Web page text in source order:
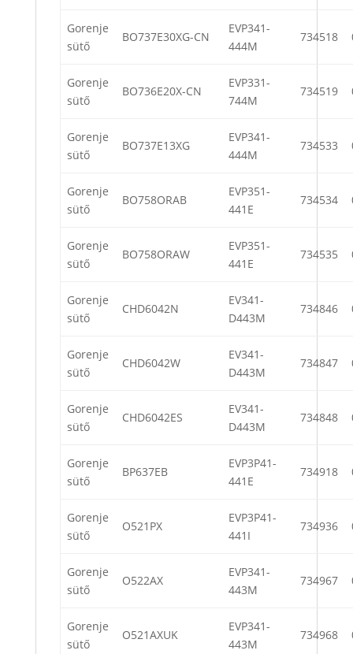
Gorenje
sütő
BO737E30XG-CN
EVP341-
444M
734518
Gorenje
sütő
BO736E20X-CN
EVP331-
744M
734519
Gorenje
sütő
BO737E13XG
EVP341-
444M
734533
Gorenje
sütő
BO758ORAB
EVP351-
441E
734534
Gorenje
sütő
BO758ORAW
EVP351-
441E
734535
Gorenje
sütő
CHD6042N
EV341-
D443M
734846
Gorenje
sütő
CHD6042W
EV341-
D443M
734847
Gorenje
sütő
CHD6042ES
EV341-
D443M
734848
Gorenje
sütő
BP637EB
EVP3P41-
441E
734918
Gorenje
sütő
O521PX
EVP3P41-
441I
734936
Gorenje
sütő
O522AX
EVP341-
443M
734967
Gorenje
sütő
O521AXUK
EVP341-
443M
734968